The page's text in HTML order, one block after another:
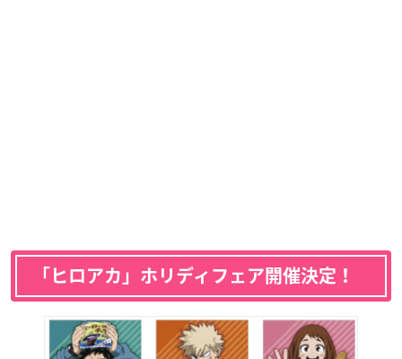
「ヒロアカ」ホリディフェア開催決定！